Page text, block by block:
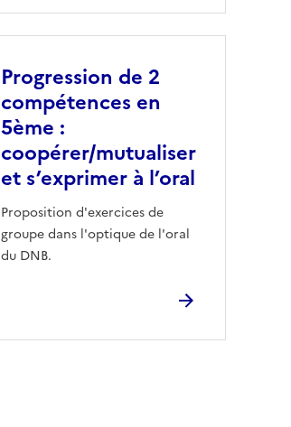
Progression de 2
compétences en
5ème :
coopérer/mutualiser
et s’exprimer à l’oral
Proposition d'exercices de
groupe dans l'optique de l'oral
du DNB.